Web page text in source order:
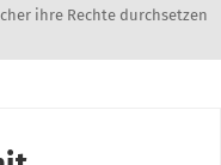
ihre Rechte durchsetzen